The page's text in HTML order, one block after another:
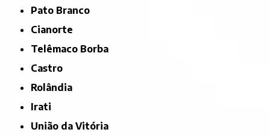
Pato Branco
Cianorte
Telêmaco Borba
Castro
Rolândia
Irati
União da Vitória